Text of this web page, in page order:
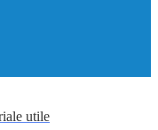
utile